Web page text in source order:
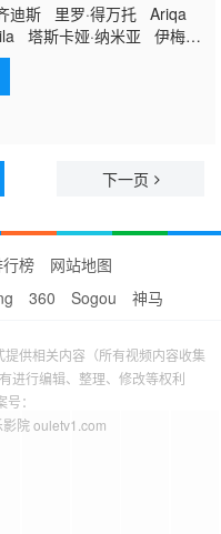
迪斯 里罗·得万托 Ariqa
塔斯卡娅·纳米亚 伊梅尔
拉·达蒂安 鲁克曼·罗萨迪
思·马里尼 Saputra Kori
下一页
榜
网站地图
360 Sogou 神马
供相关内容（所有视频内容收集
进行编辑、整理、修改等权利
：
院 ouletv1.com